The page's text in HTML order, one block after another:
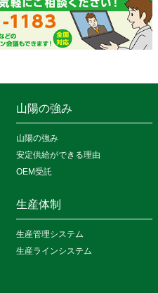
山陽の強み
山陽の強み
安定供給ができる理由
OEM受託
生産体制
生産管理システム
生産ラインシステム